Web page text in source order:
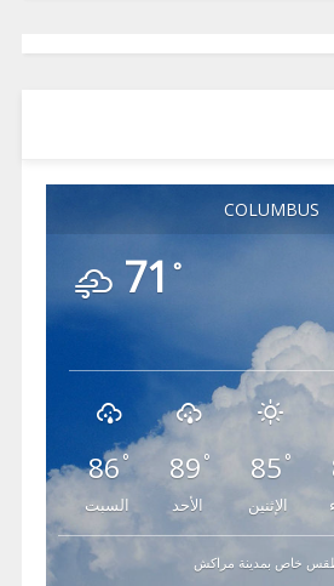
COLUMBUS
71 °
86°
السبت
89 °
الأحد
85°
الإثنين
خاص بمدينة مراكش